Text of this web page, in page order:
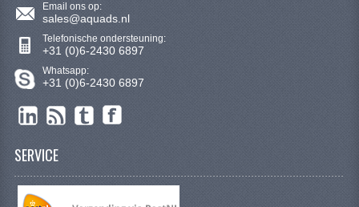
SEGWAY QUADS
Email ons op:
sales@aquads.nl
Telefonische ondersteuning:
+31 (0)6-2430 6897
Whatsapp:
+31 (0)6-2430 6897
SERVICE